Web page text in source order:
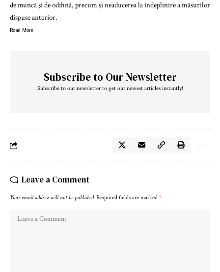
de muncă şi de odihnă, precum şi neaducerea la îndeplinire a măsurilor
dispuse anterior.
Read More
Subscribe to Our Newsletter
Subscribe to our newsletter to get our newest articles instantly!
Leave a Comment
Your email address will not be published. Required fields are marked *